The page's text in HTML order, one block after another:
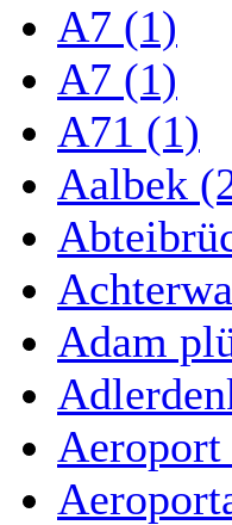
A7 (1)
A7 (1)
A71 (1)
Aalbek
Adam
Aeroport